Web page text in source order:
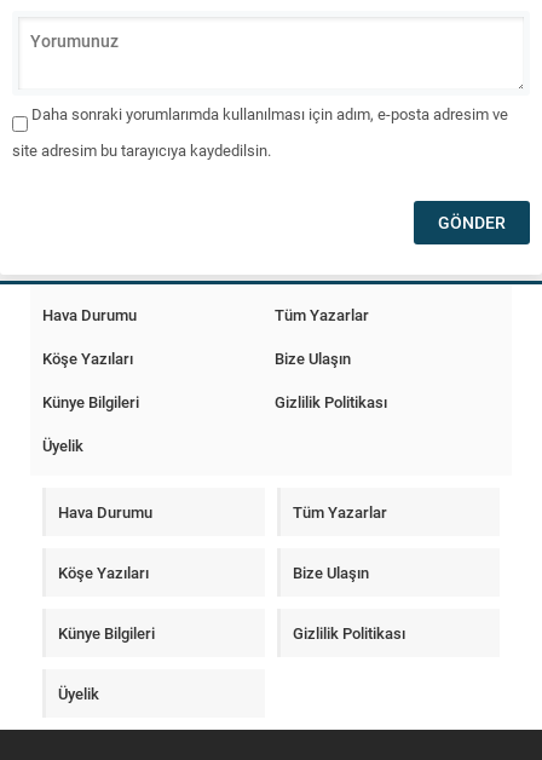
Daha sonraki yorumlarımda kullanılması için adım, e-posta adresim ve
site adresim bu tarayıcıya kaydedilsin.
Hava Durumu
Tüm Yazarlar
Köşe Yazıları
Bize Ulaşın
Künye Bilgileri
Gizlilik Politikası
Üyelik
Hava Durumu Tüm Yazarlar
Köşe Yazıları Bize Ulaşın
Künye Bilgileri Gizlilik Politikası
Üyelik